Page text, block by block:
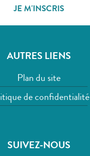
AUTRES LIENS
Plan du site
de confidentialité
SUIVEZ-NOUS